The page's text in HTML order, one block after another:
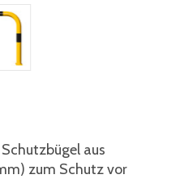
aus
zum Schutz vor